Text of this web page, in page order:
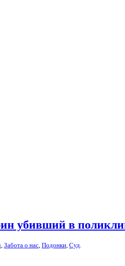
убивший в
Забота о нас Подонки Суд